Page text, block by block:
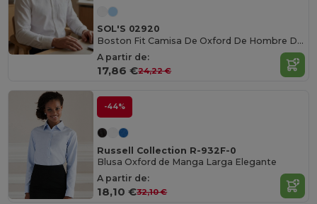
SOL'S 02920
Boston Fit Camisa De Oxford De Hombre De Manga Larga
A partir de:
17,86 €24,22 €
-44%
Russell Collection R-932F-0
Blusa Oxford de Manga Larga Elegante
A partir de:
18,10 €32,10 €